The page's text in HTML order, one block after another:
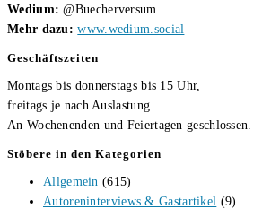
Wedium: @Buecherversum
Mehr dazu: www.wedium.social
Geschäftszeiten
Montags bis donnerstags bis 15 Uhr,
freitags je nach Auslastung.
An Wochenenden und Feiertagen geschlossen.
Stöbere in den Kategorien
Allgemein (615)
Autoreninterviews & Gastartikel (9)